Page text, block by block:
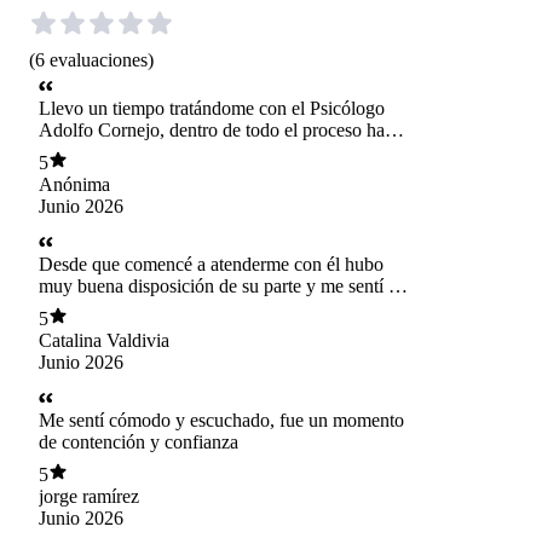
(6 evaluaciones)
Llevo un tiempo tratándome con el Psicólogo
Adolfo Cornejo, dentro de todo el proceso ha
sido bien participativo, donde en cada sesión
demuestra la preocupación por mi situación y un
compromiso con el proceso. Siempre se muestra
atento, también prepara dinámicas para el
proceso lo que lo hace mucho mas dinámico
también. Agradezco mucho su ayuda y el
profesionalismo que lleva por cada sesión :)
5
Anónima
Junio 2026
Desde que comencé a atenderme con él hubo
muy buena disposición de su parte y me sentí en
confianza. Ya llevo un tiempo atendiéndome
con él y he notado mejorías. Lo súper
recomiendo☺️
5
Catalina Valdivia
Junio 2026
Me sentí cómodo y escuchado, fue un momento
de contención y confianza
5
jorge ramírez
Junio 2026